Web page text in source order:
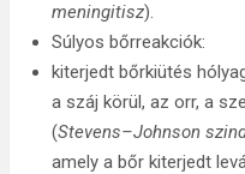
meningitisz).
Súlyos bőrreakciók:
kiterjedt bőrkiütés
a száj körül, az orr, a
(Stevens–Johnson
amely a bőr kiterjedt